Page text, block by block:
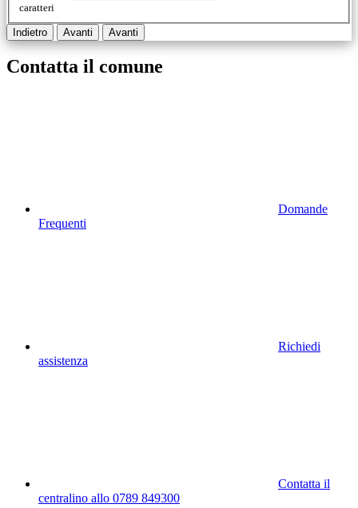
caratteri
Indietro Avanti Avanti
Contatta il comune
Domande
Frequenti
Richiedi
assistenza
Contatta il
centralino allo 0789 849300